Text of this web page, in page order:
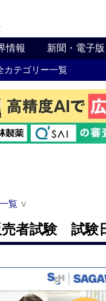
情報 新聞・電子版
カテゴリー一覧
覧 ∨
者試験 試験